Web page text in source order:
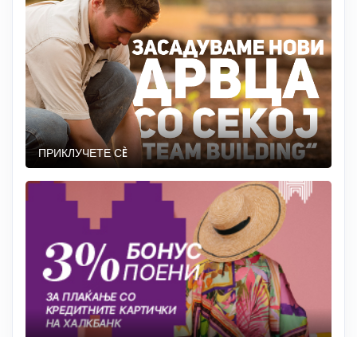
ПРИКЛУЧЕТЕ СÈ